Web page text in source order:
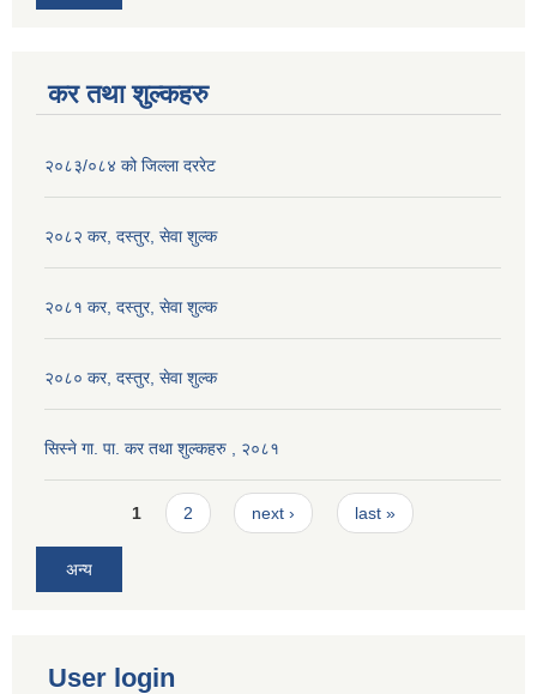
कर तथा शुल्कहरु
२०८३/०८४ को जिल्ला दररेट
२०८२ कर, दस्तुर, सेवा शुल्क
२०८१ कर, दस्तुर, सेवा शुल्क
२०८० कर, दस्तुर, सेवा शुल्क
सिस्ने गा. पा. कर तथा शुल्कहरु , २०८१
Pages1 2 next › last »
अन्य
User login